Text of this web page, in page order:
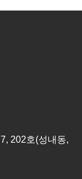
202호(성내동,